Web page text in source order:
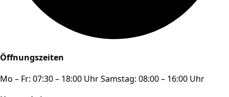
Öffnungszeiten
Mo – Fr: 07:30 – 18:00 Uhr Samstag: 08:00 – 16:00 Uhr